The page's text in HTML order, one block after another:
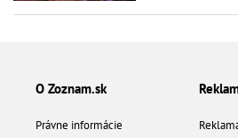
O Zoznam.sk
Právne informácie